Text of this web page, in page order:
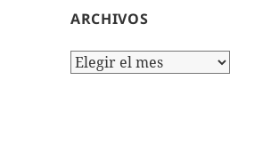
ARCHIVOS
Archivos